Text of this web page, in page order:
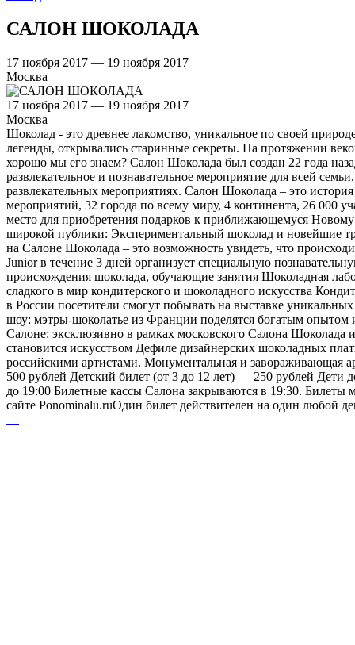
САЛОН ШОКОЛАДА
17 ноября 2017 — 19 ноября 2017
Москва
17 ноября 2017 — 19 ноября 2017
Москва
Шоколад - это древнее лакомство, уникальное по своей
легенды, открывались старинные секреты. На протяжении
хорошо мы его знаем? Салон Шоколада был создан 22 года
развлекательное и познавательное мероприятие для всей
развлекательных мероприятиях. Салон Шоколада – это
мероприятий, 32 города по всему миру, 4 континента, 26 000
место для приобретения подарков к приближающемуся
широкой публики: Экспериментальный шоколад и новейшие
на Салоне Шоколада – это возможность увидеть, что
Junior в течение 3 дней организует специальную
происхождения шоколада, обучающие занятия Шоколадная
сладкого в мир кондитерского и шоколадного искусства
в России посетители смогут побывать на выставке
шоу: мэтры-шоколатье из Франции поделятся богатым
Салоне: эксклюзивно в рамках московского Салона Шоколада
становится искусством Дефиле дизайнерских шоколадных
российскими артистами. Монументальная и завораживающая
500 рублей Детский билет (от 3 до 12 лет) — 250 рублей Дети
до 19:00 Билетные кассы Салона закрываются в 19:30. Билеты
сайте Ponominalu.ruОдин билет действителен на один любой